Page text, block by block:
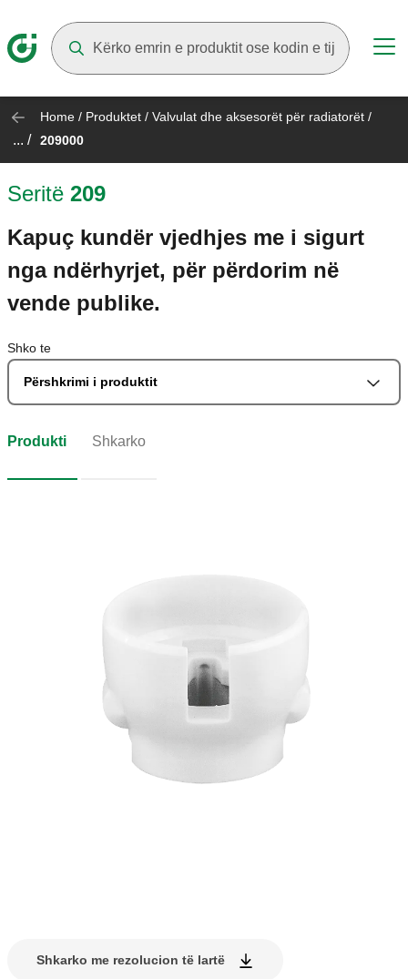
Home / Produktet / Valvulat dhe aksesorët për radiatorët /
... / 209000
Seritë 209
Kapuç kundër vjedhjes me i sigurt
nga ndërhyrjet, për përdorim në
vende publike.
Shko te
Përshkrimi i produktit
Produkti Shkarko
Shkarko me rezolucion të lartë